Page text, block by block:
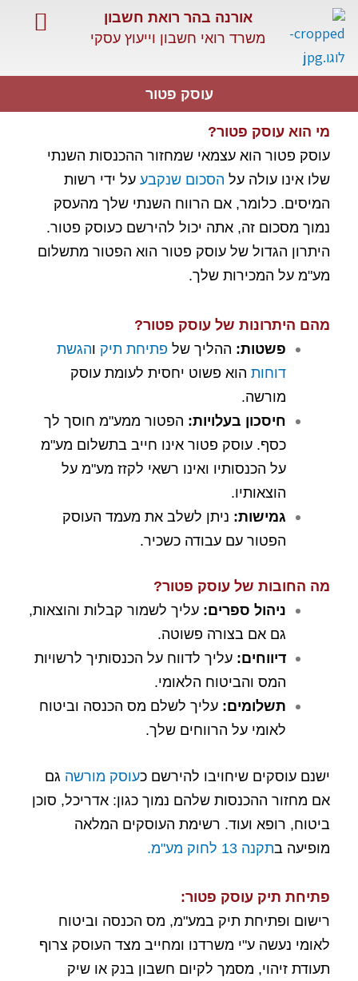
דילוג
לתוכן
אורנה בהר רואת חשבון
משרד רואי חשבון וייעוץ עסקי
עוסק פטור
מי הוא עוסק פטור?
עוסק פטור הוא עצמאי שמחזור ההכנסות השנתי
שלו אינו עולה על הסכום שנקבע על ידי רשות
המיסים. כלומר, אם הרווח השנתי שלך מהעסק
נמוך מסכום זה, אתה יכול להירשם כעוסק פטור.
היתרון הגדול של עוסק פטור הוא הפטור מתשלום
מע"מ על המכירות שלך.
מהם היתרונות של עוסק פטור?
פשטות: ההליך של פתיחת תיק והגשת
דוחותהוא פשוט יחסית לעומת עוסק
מורשה.
חיסכון בעלויות: הפטור ממע"מ חוסך לך
כסף. עוסק פטור אינו חייב בתשלום מע"מ
על הכנסותיו ואינו רשאי לקזז מע"מ על
הוצאותיו.
גמישות: ניתן לשלב את מעמד העוסק
הפטור עם עבודה כשכיר.
מה החובות של עוסק פטור?
ניהול ספרים: עליך לשמור קבלות והוצאות,
גם אם בצורה פשוטה.
דיווחים: עליך לדווח על הכנסותיך לרשויות
המס והביטוח הלאומי.
תשלומים: עליך לשלם מס הכנסה וביטוח
לאומי על הרווחים שלך.
ישנם עוסקים שיחויבו להירשם כעוסק מורשה גם
אם מחזור ההכנסות שלהם נמוך כגון: אדריכל, סוכן
ביטוח, רופא ועוד. רשימת העוסקים המלאה
מופיעה בתקנה 13 לחוק מע"מ.
פתיחת תיק עוסק פטור:
רישום ופתיחת תיק במע"מ, מס הכנסה וביטוח
לאומי נעשה ע"י משרדנו ומחייב מצד העוסק צרוף
תעודת זיהוי, מסמך לקיום חשבון בנק או שיק